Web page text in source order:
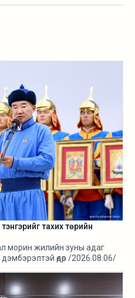
тахих төрийн
морин жилийн зуны адаг
дэмбэрэлтэй өдөр /2026.08.06/